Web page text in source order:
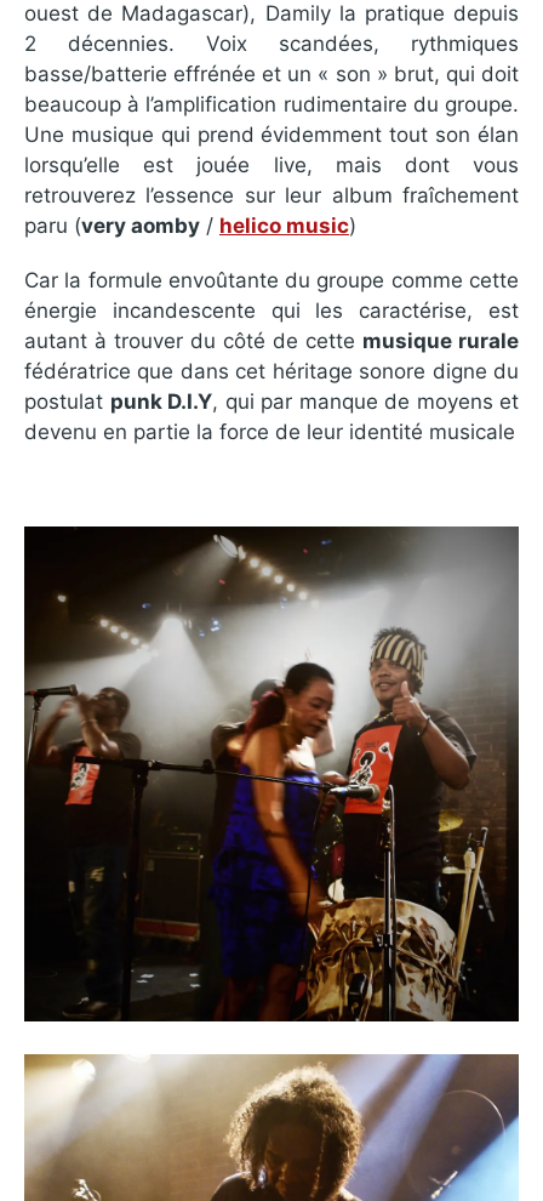
ouest de Madagascar), Damily la pratique depuis
2 décennies. Voix scandées, rythmiques
basse/batterie effrénée et un « son » brut, qui doit
beaucoup à l’amplification rudimentaire du groupe.
Une musique qui prend évidemment tout son élan
lorsqu’elle est jouée live, mais dont vous
retrouverez l’essence sur leur album fraîchement
paru (very aomby / helico music)
Car la formule envoûtante du groupe comme cette
énergie incandescente qui les caractérise, est
autant à trouver du côté de cette musique rurale
fédératrice que dans cet héritage sonore digne du
postulat punk D.I.Y, qui par manque de moyens et
devenu en partie la force de leur identité musicale